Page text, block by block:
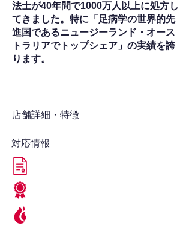
法士が40年間で1000万人以上に処方し
てきました。特に「足病学の世界的先
進国であるニュージーランド・オース
トラリアでトップシェア」の実績を誇
ります。
​店舗詳細・特徴
対応情報